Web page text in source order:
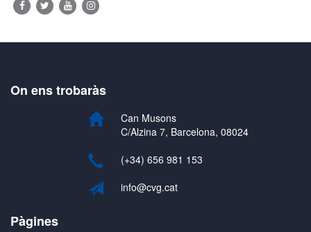
On ens trobaràs
Can Musons
C/Alzina 7, Barcelona, 08024
(+34) 656 981 153
info@cvg.cat
Pàgines